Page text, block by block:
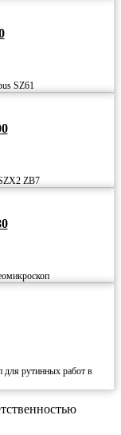
SZ61
ZB7
для рутинных работ в